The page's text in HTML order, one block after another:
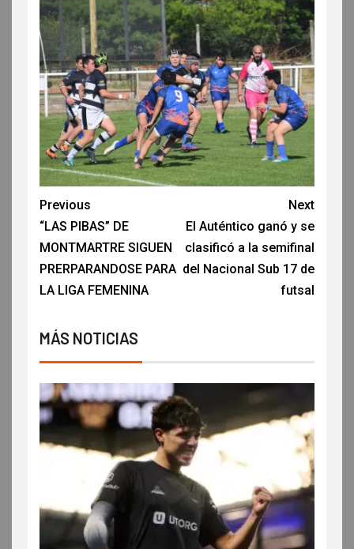
Previous
“LAS PIBAS” DE
MONTMARTRE SIGUEN
PRERPARANDOSE PARA
LA LIGA FEMENINA
Next
El Auténtico ganó y se
clasificó a la semifinal
del Nacional Sub 17 de
futsal
MÁS NOTICIAS